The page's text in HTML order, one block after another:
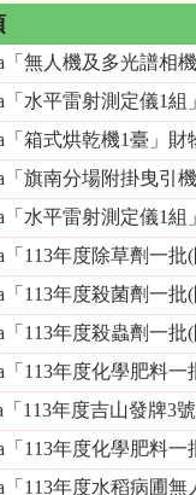
「無人機及多光譜相
「水平雷射測定儀1
「箱式烘乾機1臺」財
「旗南分場附掛曳引
「水平雷射測定儀1
「113年度除草劑一
「113年度殺菌劑一
「113年度殺蟲劑一
「113年度化學肥料
「113年度吉山發牌3
「113年度化學肥料
「113年度水稻病圃